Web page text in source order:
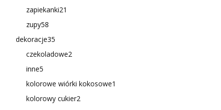
zapiekanki21
zupy58
dekoracje35
czekoladowe2
inne5
kolorowe wiórki kokosowe1
kolorowy cukier2